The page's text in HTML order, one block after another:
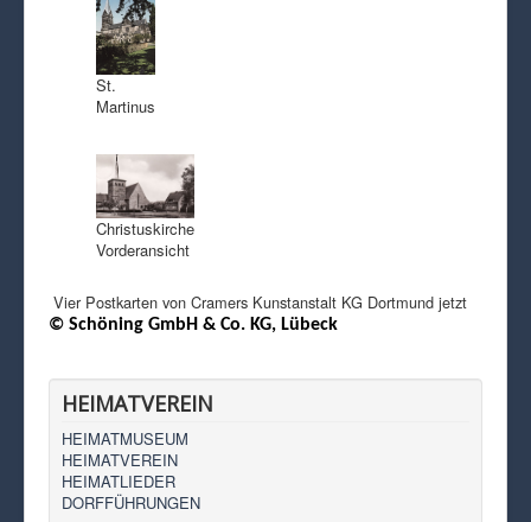
St.
Martinus
Christuskirche
Vorderansicht
Vier Postkarten von Cramers Kunstanstalt KG Dortmund jetzt
© Schöning GmbH & Co. KG, Lübeck
HEIMATVEREIN
HEIMATMUSEUM
HEIMATVEREIN
HEIMATLIEDER
DORFFÜHRUNGEN